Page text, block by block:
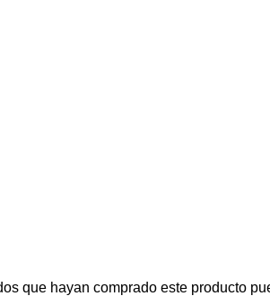
que hayan comprado este producto